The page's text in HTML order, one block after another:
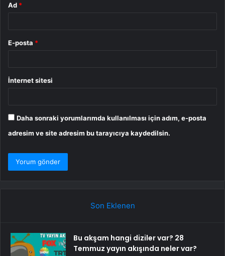
Ad *
E-posta *
İnternet sitesi
Daha sonraki yorumlarımda kullanılması için adım, e-posta
adresim ve site adresim bu tarayıcıya kaydedilsin.
Son Eklenen
Bu akşam hangi diziler var? 28
Temmuz yayın akışında neler var?